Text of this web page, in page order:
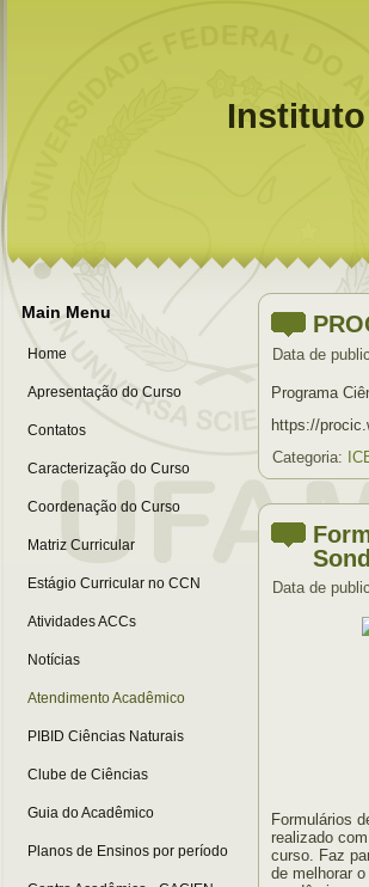
Main Menu
Home
Apresentação do Curso
Contatos
Caracterização do Curso
Coordenação do Curso
Matriz Curricular
Estágio Curricular no CCN
Atividades ACCs
Notícias
Atendimento Acadêmico
PIBID Ciências Naturais
Clube de Ciências
Guia do Acadêmico
Planos de Ensinos por período
Data de
Programa
https://
Categoria:
Data de
Formulários
realizado
curso. Faz
de melhorar